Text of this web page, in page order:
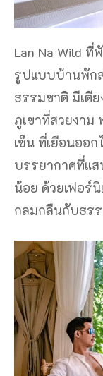
Lan Na Wild
รูปแบบบ้านพัก
ธรรมชาติ มีเตี
ภูเขาที่สวยงา
เซ็น ที่เยือนออ
บรรยากาศที่แ
น้อย ด้วยเฟอร์
กลมกลืนกับธร